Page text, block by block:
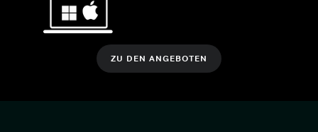
ZU DEN ANGEBOTEN